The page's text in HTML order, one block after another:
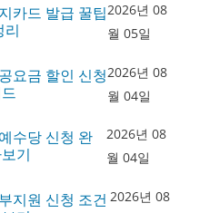
카드 발급 꿀팁
리
2026년 08
월 05일
요금 할인 신청2026년 08
월 04일
수당 신청 완
기
2026년 08
월 04일
지원 신청 조건 2026년 08